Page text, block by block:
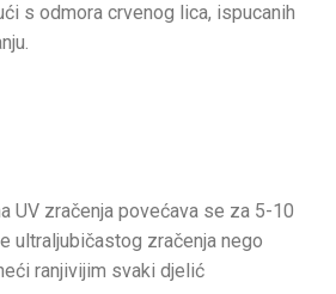
s odmora crvenog lica, ispucanih
UV zračenja povećava se za 5-10
ultraljubičastog zračenja nego
ranjivijim svaki djelić